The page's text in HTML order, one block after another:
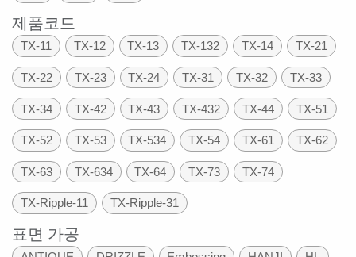
제품코드
TX-11 TX-12 TX-13 TX-132 TX-14 TX-21
TX-22 TX-23 TX-24 TX-31 TX-32 TX-33
TX-34 TX-42 TX-43 TX-432 TX-44 TX-51
TX-52 TX-53 TX-534 TX-54 TX-61 TX-62
TX-63 TX-634 TX-64 TX-73 TX-74
TX-Ripple-11 TX-Ripple-31
표면 가공